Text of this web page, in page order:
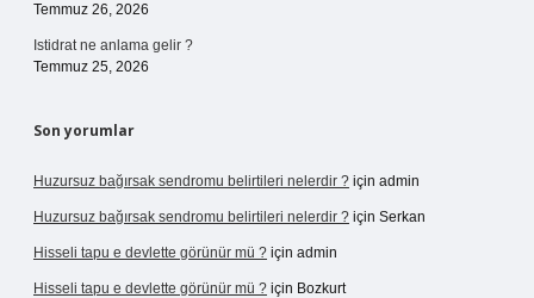
Temmuz 26, 2026
Istidrat ne anlama gelir ?
Temmuz 25, 2026
Son yorumlar
Huzursuz bağırsak sendromu belirtileri nelerdir ? için admin
Huzursuz bağırsak sendromu belirtileri nelerdir ? için Serkan
Hisseli tapu e devlette görünür mü ? için admin
Hisseli tapu e devlette görünür mü ? için Bozkurt